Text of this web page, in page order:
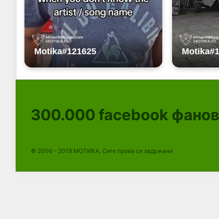
300.000 facebook
© 2006 - 2019 МОТИКА, Сите права се задржани